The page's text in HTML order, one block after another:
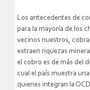
Los antecedentes de
para la mayoría de los
vecinos nuestros,
extraen riquezas
el cobro es de más del
cual el país muestra
quienes integran la